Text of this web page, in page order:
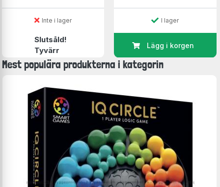
Inte i lager
Slutsåld!
Tyvärr
I lager
Lägg i korgen
Mest populära produkterna i kategorin